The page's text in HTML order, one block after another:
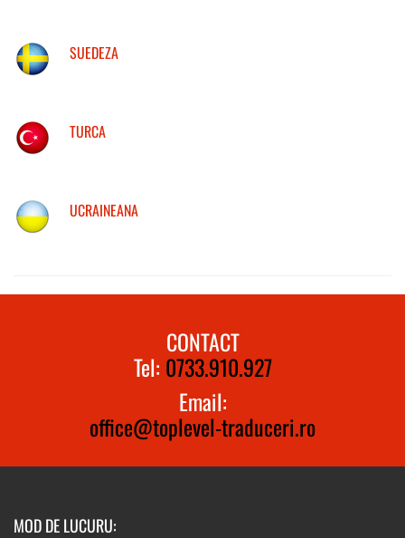
SUEDEZA
TURCA
UCRAINEANA
CONTACT
Tel: 0733.910.927
Email:
office@toplevel-traduceri.ro
MOD DE LUCURU: